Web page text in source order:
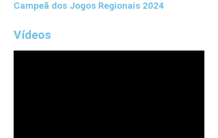
Campeã dos Jogos Regionais 2024
Vídeos